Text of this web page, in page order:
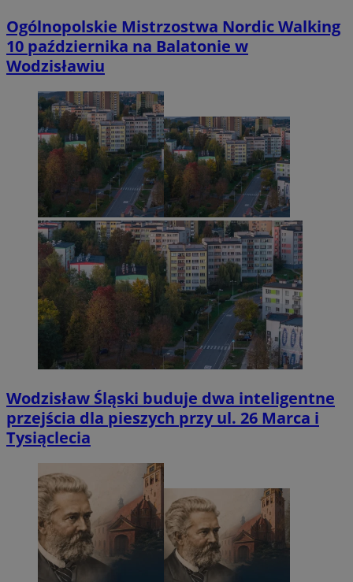
Ogólnopolskie Mistrzostwa Nordic Walking
10 października na Balatonie w
Wodzisławiu
Wodzisław Śląski buduje dwa inteligentne
przejścia dla pieszych przy ul. 26 Marca i
Tysiąclecia